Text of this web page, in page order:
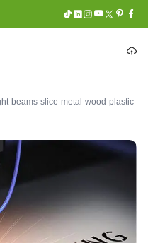
beams-slice-metal-wood-plastic-